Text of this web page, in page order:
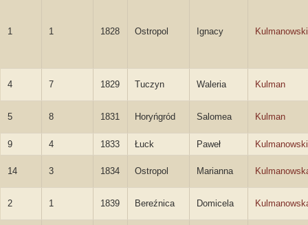
1 1 1828 Ostropol Ignacy Kulmanowski
4 7 1829 Tuczyn Waleria Kulman
5 8 1831 Horyńgród Salomea Kulman
9 4 1833 Łuck Paweł Kulmanowski
14 3 1834 Ostropol Marianna
2 1 1839 Bereźnica Domicela